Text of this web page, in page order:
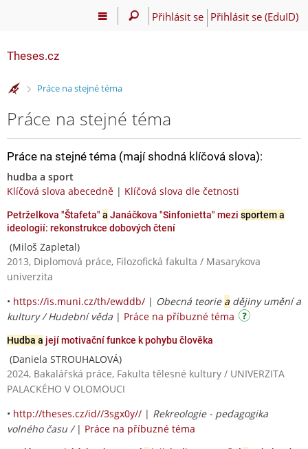
Přihlásit se Přihlásit se (EduID)
Theses.cz
>Práce na stejné téma
Práce na stejné téma
Práce na stejné téma (mají shodná klíčová slova):
hudba a sport
Klíčová slova abecedně | Klíčová slova dle četnosti
Petrželkova "Štafeta" a Janáčkova "Sinfonietta" mezi sportem a
ideologií: rekonstrukce dobových čtení
(Miloš Zapletal)
2013, Diplomová práce, Filozofická fakulta / Masarykova
univerzita
• https://is.muni.cz/th/ewddb/ | Obecná teorie a dějiny umění a
kultury / Hudební věda | Práce na příbuzné téma
Hudba a její motivační funkce k pohybu člověka
(Daniela STROUHALOVÁ)
2024, Bakalářská práce, Fakulta tělesné kultury / UNIVERZITA
PALACKÉHO V OLOMOUCI
• http://theses.cz/id//3sgx0y// | Rekreologie - pedagogika
volného času / | Práce na příbuzné téma